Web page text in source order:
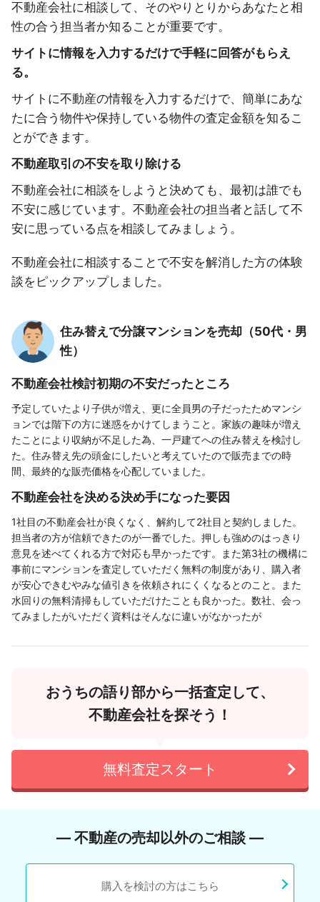
不動産会社に相談して、そのやりとりからあなたと相
性の合う担当者か知ることが重要です。
サイトに情報を入力するだけで手軽に回答がもらえ
る。
サイトに不動産の情報を入力するだけで、簡単にあな
たに合う物件や保持している物件の査定金額を知るこ
とができます。
不動産取引の不安を取り除ける
不動産会社に相談をしようと決めても、最初は誰でも
不安に感じています。不動産会社の担当者と話して不
安に思っている点を相談してみましょう。
不動産会社に相談することで不安を解消した方の体験
談をピックアップしました。
住み替えで分譲マンションを売却（50代・男
性）
不動産会社検討初期の不安だったところ
予定していたより子供が増え、更に全員男の子だったためマンシ
ョンでは階下の方に迷惑をかけてしまうこと。家族の趣味が増え
たことにより収納が不足した為、一戸建てへの住み替えを検討し
た。住み替え先の頭金にしたいと考えていたので販売までの時
間、最終的な販売価格を心配していました。
不動産会社を決める決め手になった要因
1社目の不動産会社が良くなく、解約して2社目と契約しました。
担当者の方が信頼できたのが一番でした。押しも強めのはっきり
意見を述べてくれる方で対応も早かったです。また第3社の機構に
事前にマンションを査定していただく無料の制度があり、購入者
が安心できむやみな値引きを依頼されにくくなるとのこと。また
水回りの無料清掃もしていただけたことも良かった。数社、会っ
てみましたがいただく資料はそんなに違いがなかったが
おうちの語り部から一括査定して、
不動産会社を探そう！
無料査定スタート
― 不動産の売却以外のご相談 ―
購入を検討の方はこちら